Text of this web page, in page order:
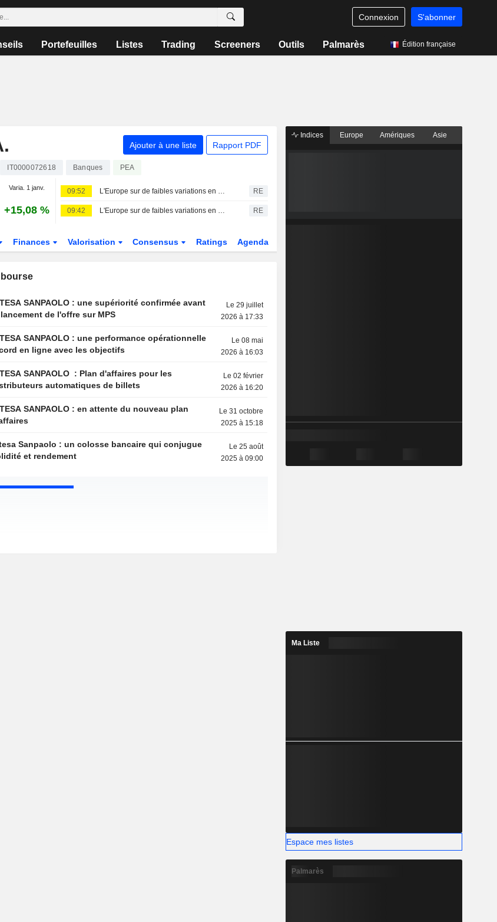
Connexion S'abonner
Portefeuilles Listes Trading Screeners Outils Palmarès Édition française
Ajouter à une liste Rapport PDF
IT0000072618 Banques PEA
Varia. 1 janv.
+15,08 %
09:52 L'Europe sur de faibles variations en attendant l'emploi américain RE
09:42 L'Europe sur de faibles variations en attendant l'emploi US RE
Finances Valorisation Consensus Ratings Agenda
SANPAOLO : une supériorité confirmée avant
de l'offre sur MPS
Le 29 juillet
2026 à 17:33
SANPAOLO : une performance opérationnelle
en ligne avec les objectifs
Le 08 mai
2026 à 16:03
SANPAOLO : Plan d'affaires pour les
automatiques de billets
Le 02 février
2026 à 16:20
SANPAOLO : en attente du nouveau plan
Le 31 octobre
2025 à 15:18
Sanpaolo : un colosse bancaire qui conjugue
et rendement
Le 25 août
2025 à 09:00
Indices Europe Amériques Asie
Ma Liste
Espace mes listes
Palmarès